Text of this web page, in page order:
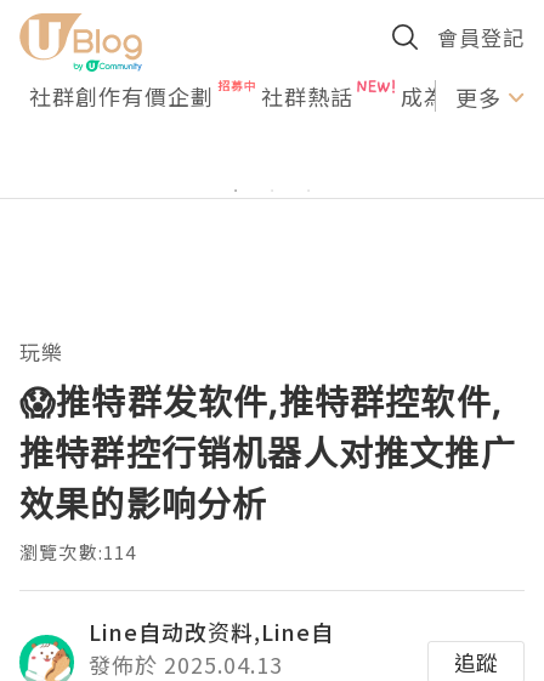
會員登記
社群創作有價企劃 社群熱話 成為U更多
玩樂
😱推特群发软件,推特群控软件,
推特群控行销机器人对推文推广
效果的影响分析
瀏覽次數:114
Line自动改资料,Line自
發佈於 2025.04.13
追蹤